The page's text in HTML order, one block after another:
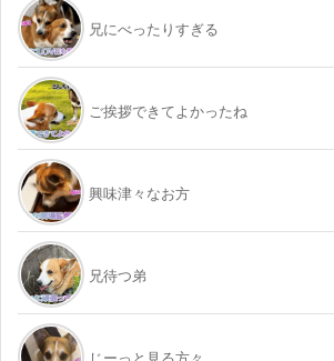
兄にべったりすぎる
ご挨拶できてよかったね
興味津々なお方
兄待つ弟